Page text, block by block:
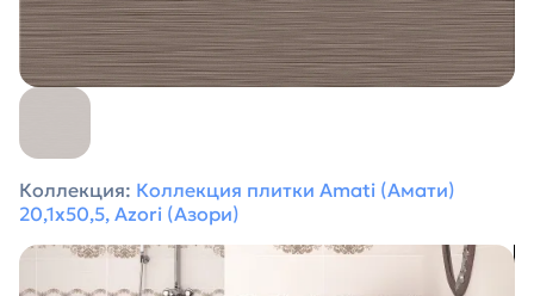
Коллекция: Коллекция плитки Amati (Амати)
20,1х50,5, Azori (Азори)